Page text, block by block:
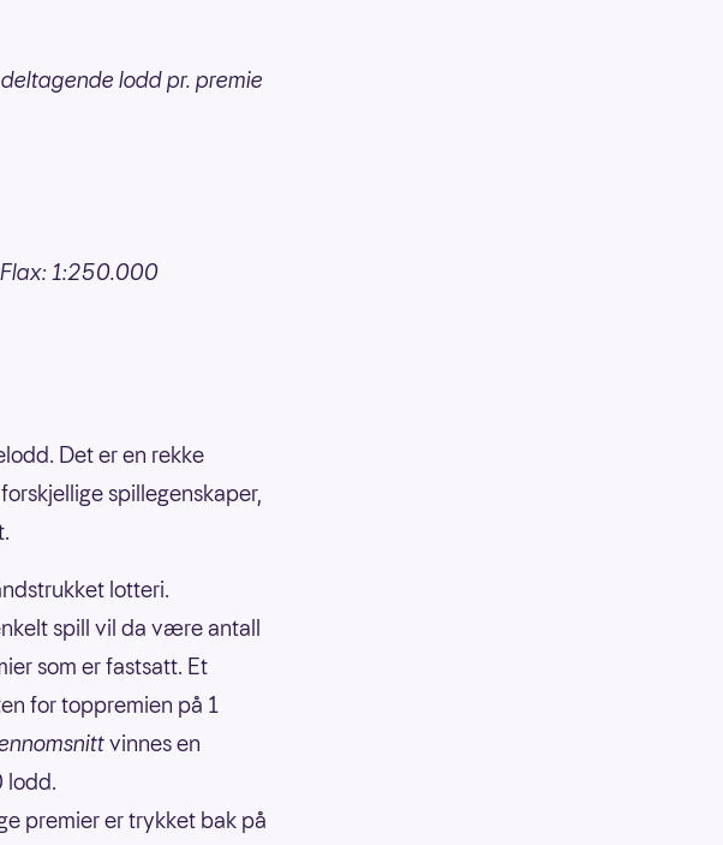
lodd pr. premie
1:250.000
Det er en rekke
spillegenskaper,
lotteri.
spill vil da være antall
som er fastsatt. Et
for toppremien på 1
vinnes en
lodd.
premier er trykket bak på